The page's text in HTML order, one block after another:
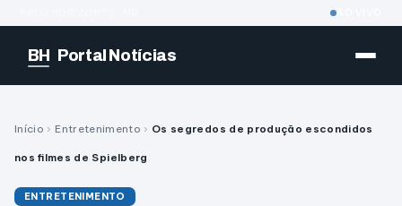
BH Portal Notícias
Início › Entretenimento › Os segredos de produção escondidos
nos filmes de Spielberg
ENTRETENIMENTO